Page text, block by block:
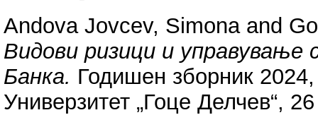
Andova Jovcev, Simonaand
Видови ризици и
Банка. Годишен зборник
Универзитет „Гоце Делчев“,